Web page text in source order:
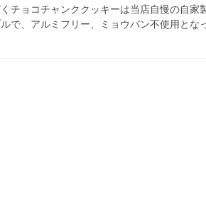
チョコチャンククッキーは当店自慢の自家
で、アルミフリー、ミョウバン不使用とな